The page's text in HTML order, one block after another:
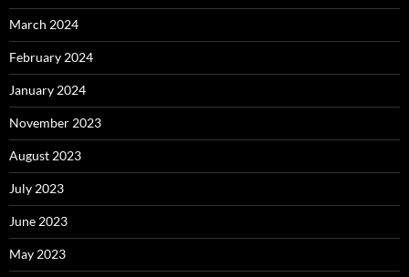
March 2024
February 2024
January 2024
November 2023
August 2023
July 2023
June 2023
May 2023